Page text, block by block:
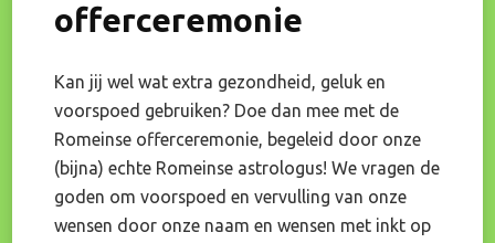
offerceremonie
Kan jij wel wat extra gezondheid, geluk en
voorspoed gebruiken? Doe dan mee met de
Romeinse offerceremonie, begeleid door onze
(bijna) echte Romeinse astrologus! We vragen de
goden om voorspoed en vervulling van onze
wensen door onze naam en wensen met inkt op